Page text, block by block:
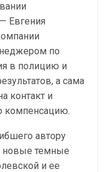
Евгения
по
в полицию и
а сама
контакт и
компенсацию.
автору
новые темные
и ее